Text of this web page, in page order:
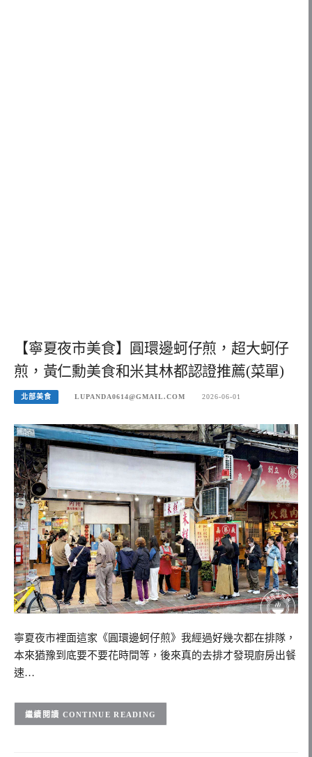
【寧夏夜市美食】圓環邊蚵仔煎，超大蚵仔
煎，黃仁勳美食和米其林都認證推薦(菜單)
北部美食 LUPANDA0614@GMAIL.COM 2026-06-01
寧夏夜市裡面這家《圓環邊蚵仔煎》我經過好幾次都在排隊，
本來猶豫到底要不要花時間等，後來真的去排才發現廚房出餐
速…
CONTINUE READING